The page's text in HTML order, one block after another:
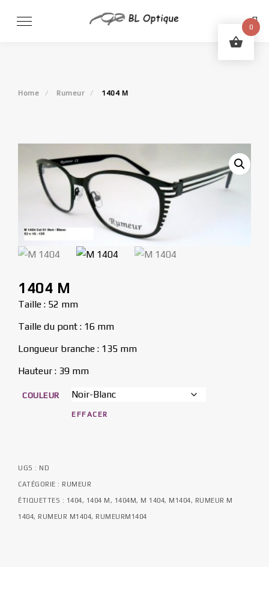
Home Rumeur 1404 M
1404 M
Taille : 52 mm
Taille du pont : 16 mm
Longueur branche : 135 mm
Hauteur : 39 mm
COULEUR
EFFACER
UGS : ND
CATÉGORIE : RUMEUR
ÉTIQUETTES : 1404, 1404 M , 1404M, M 1404, M1404, RUMEUR M
1404, RUMEUR M1404, RUMEURM1404
0